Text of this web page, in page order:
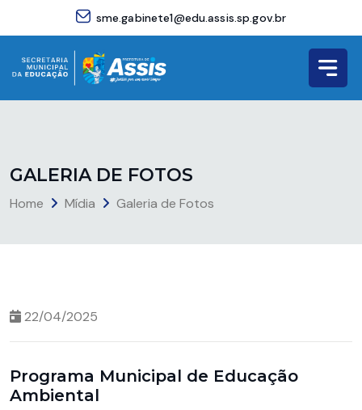
sme.gabinete1@edu.assis.sp.gov.br
GALERIA DE FOTOS
Home Mídia Galeria de Fotos
22/04/2025
Programa Municipal de Educação
Ambiental